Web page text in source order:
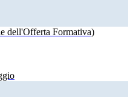
dell'Offerta Formativa)